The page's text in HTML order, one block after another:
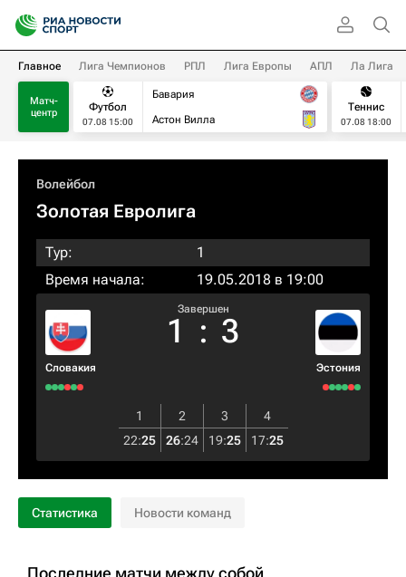
Главное Лига Чемпионов РПЛ Лига Европы АПЛ Ла Лига
Матч-
центр
Футбол
07.08 15:00
Бавария
Астон Вилла
Теннис
07.08 18:00
Волейбол
Золотая Евролига
Тур:
1
Время начала:
19.05.2018 в 19:00
Словакия
Завершен
1 : 3
Эстония
1 2 3
4
22:25 26:24 19:25 17:25
Статистика Новости команд
Последние матчи между собой